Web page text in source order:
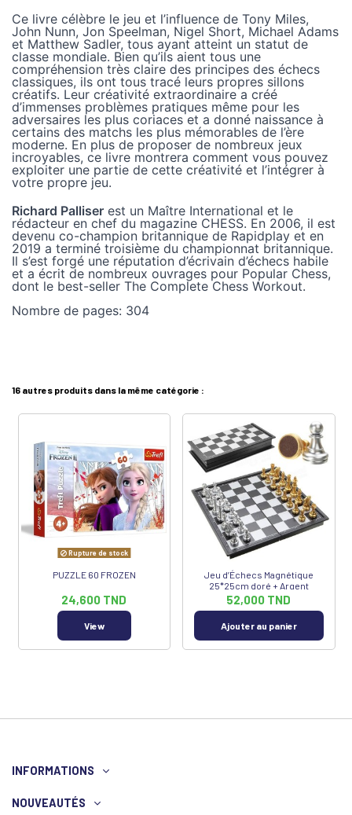
Ce livre célèbre le jeu et l’influence de Tony Miles,
John Nunn, Jon Speelman, Nigel Short, Michael Adams
et Matthew Sadler, tous ayant atteint un statut de
classe mondiale. Bien qu’ils aient tous une
compréhension très claire des principes des échecs
classiques, ils ont tous tracé leurs propres sillons
créatifs. Leur créativité extraordinaire a créé
d’immenses problèmes pratiques même pour les
adversaires les plus coriaces et a donné naissance à
certains des matchs les plus mémorables de l’ère
moderne. En plus de proposer de nombreux jeux
incroyables, ce livre montrera comment vous pouvez
exploiter une partie de cette créativité et l’intégrer à
votre propre jeu.
Richard Palliser est un Maître International et le
rédacteur en chef du magazine CHESS. En 2006, il est
devenu co-champion britannique de Rapidplay et en
2019 a terminé troisième du championnat britannique.
Il s’est forgé une réputation d’écrivain d’échecs habile
et a écrit de nombreux ouvrages pour Popular Chess,
dont le best-seller The Complete Chess Workout.
Nombre de pages: 304
16 autres produits dans la même catégorie :
Rupture de stock
PUZZLE 60 FROZEN
24,600 TND
View
Jeu d’Échecs Magnétique
25*25cm doré + Argent
52,000 TND
Ajouter au panier
INFORMATIONS
NOUVEAUTÉS